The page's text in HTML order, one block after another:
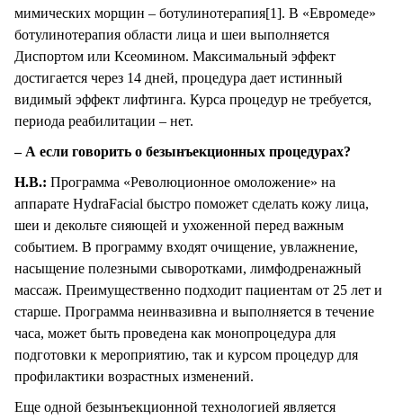
мимических морщин – ботулинотерапия[1]. В «Евромеде»
ботулинотерапия области лица и шеи выполняется
Диспортом или Ксеомином. Максимальный эффект
достигается через 14 дней, процедура дает истинный
видимый эффект лифтинга. Курса процедур не требуется,
периода реабилитации – нет.
– А если говорить о безынъекционных процедурах?
Н.В.: Программа «Революционное омоложение» на
аппарате HydraFacial быстро поможет сделать кожу лица,
шеи и декольте сияющей и ухоженной перед важным
событием. В программу входят очищение, увлажнение,
насыщение полезными сыворотками, лимфодренажный
массаж. Преимущественно подходит пациентам от 25 лет и
старше. Программа неинвазивна и выполняется в течение
часа, может быть проведена как монопроцедура для
подготовки к мероприятию, так и курсом процедур для
профилактики возрастных изменений.
Еще одной безынъекционной технологией является